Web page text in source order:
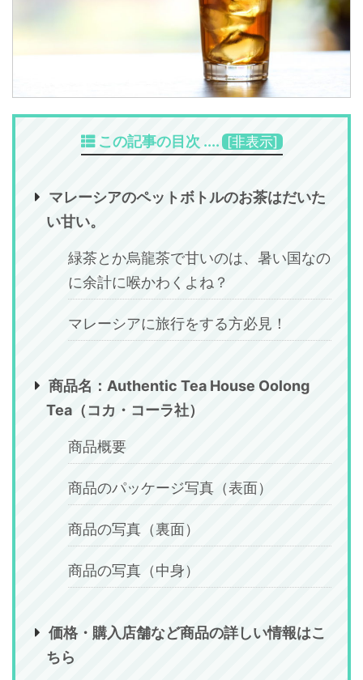
この記事の目次 .... [非表示]
マレーシアのペットボトルのお茶はだいた
い甘い。
緑茶とか烏龍茶で甘いのは、暑い国なの
に余計に喉かわくよね？
マレーシアに旅行をする方必見！
商品名：Authentic Tea House Oolong
Tea（コカ・コーラ社）
商品概要
商品のパッケージ写真（表面）
商品の写真（裏面）
商品の写真（中身）
価格・購入店舗など商品の詳しい情報はこ
ちら